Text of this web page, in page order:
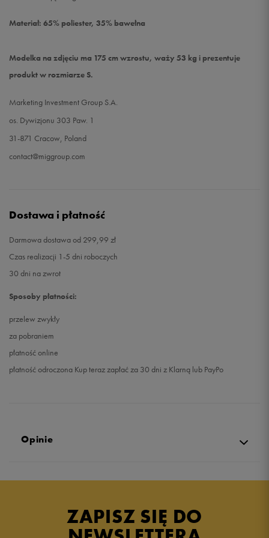
Materiał: 65% poliester, 35% bawełna
Modelka na zdjęciu ma 175 cm wzrostu, waży 53 kg i prezentuje
produkt w rozmiarze S.
Marketing Investment Group S.A.
os. Dywizjonu 303 Paw. 1
31-871 Cracow, Poland
contact@miggroup.com
Dostawa i płatność
Darmowa dostawa od 299,99 zł
Czas realizacji 1-5 dni roboczych
30 dni na zwrot
Sposoby płatności:
przelew zwykły
za pobraniem
płatność online
płatność odroczona Kup teraz zapłać za 30 dni z Klarną lub PayPo
Opinie
5.0
zebranych i zweryfikowanych przez
ZAPISZ SIĘ DO